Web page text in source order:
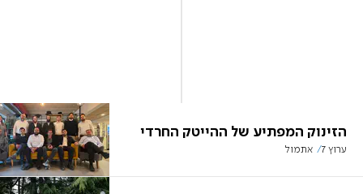
הזינוק המפתיע של ההייטק החרדי
ערוץ 7 אתמול